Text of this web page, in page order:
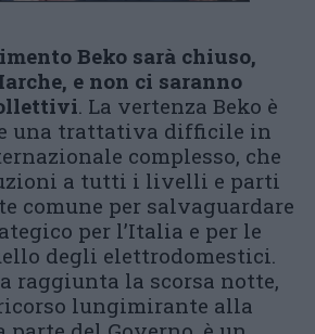
Beko sarà chiuso,
e non ci saranno
. La vertenza Beko è
una trattativa difficile in
complesso, che
a tutti i livelli e parti
comune per salvaguardare
per l’Italia e per le
degli elettrodomestici.
raggiunta la scorsa notte,
lungimirante alla